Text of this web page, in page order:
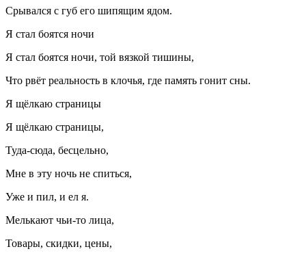
Срывался с губ его шипящим ядом.
Я стал боятся ночи
Я стал боятся ночи, той вязкой тишины,
Что рвёт реальность в клочья, где память гонит сны.
Я щёлкаю страницы
Я щёлкаю страницы,
Туда-сюда, бесцельно,
Мне в эту ночь не спиться,
Уже и пил, и ел я.
Мелькают чьи-то лица,
Товары, скидки, цены,